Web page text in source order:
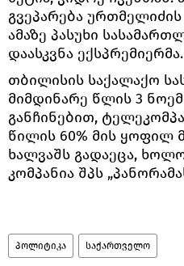
გვეპარება
ამაზე პასუხი
დაასკვნა ექსპრემიერმა.
თბილისის საქალაქო
მიმდინარე წლის 3
განჩინებით,
წილის 60% მის ყოფილ
ხალვაშს გადაეცა,
კომპანია შპს
პოლიტიკა საქართველო